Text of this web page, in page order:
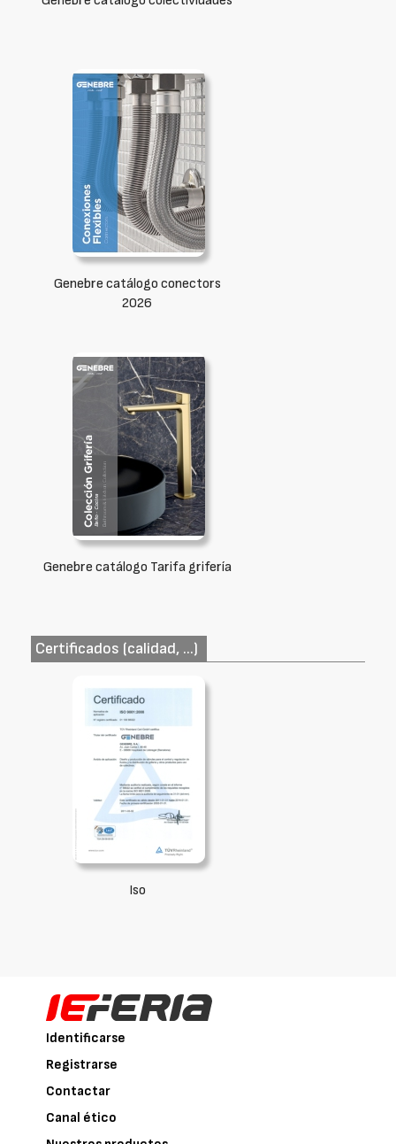
Genebre catálogo conectors
2026
Genebre catálogo Tarifa grifería
Certificados (calidad, ...)
Iso
Identificarse
Registrarse
Contactar
Canal ético